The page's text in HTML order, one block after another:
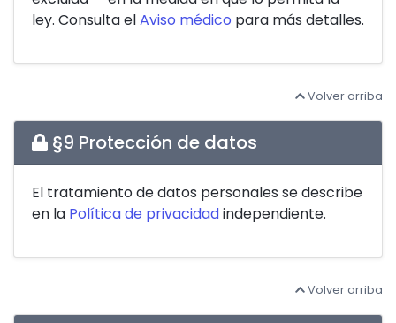
ley. Consulta elAviso médico para más detalles.
Volver arriba
§9 Protección de datos
El tratamiento de datos personales se describe
en la Política de privacidadindependiente.
Volver arriba